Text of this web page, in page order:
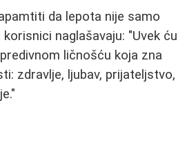
da lepota nije samo
naglašavaju: "Uvek ću
ličnošću koja zna
zdravlje, ljubav, prijateljstvo,